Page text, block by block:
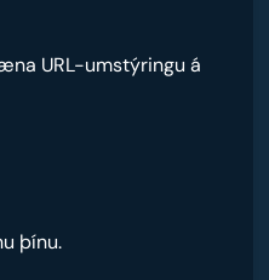
URL-umstýringu á
þínu.